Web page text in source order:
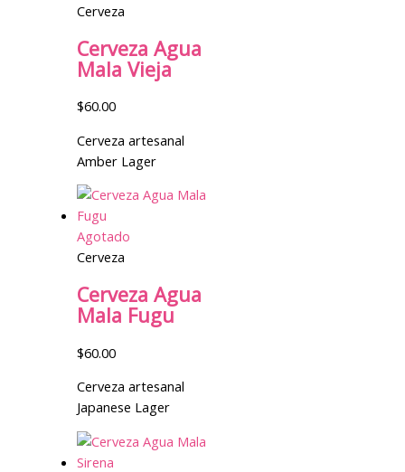
Cerveza
Cerveza Agua
Mala Vieja
$60.00
Cerveza artesanal
Amber Lager
Agotado
Cerveza
Cerveza Agua
Mala Fugu
$60.00
Cerveza artesanal
Japanese Lager